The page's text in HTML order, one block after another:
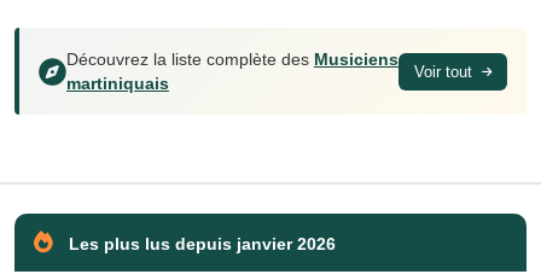
Découvrez la liste complète des Musiciens
martiniquais
Voir tout
Les plus lus depuis janvier 2026